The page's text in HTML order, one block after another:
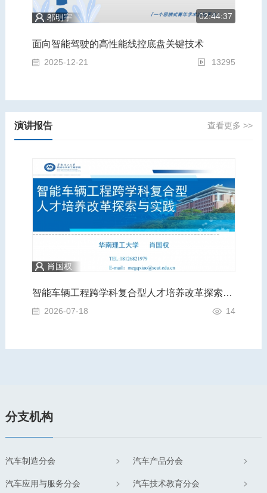
邬明宇 02:44:37
面向智能驾驶的高性能线控底盘关键技术
2025-12-21 13295
演讲报告 查看更多 >>
肖国权
智能车辆工程跨学科复合型人才培养改革探索与实践
2026-07-18 14
分支机构
汽车制造分会 汽车产品分会
汽车应用与服务分会 汽车技术教育分会